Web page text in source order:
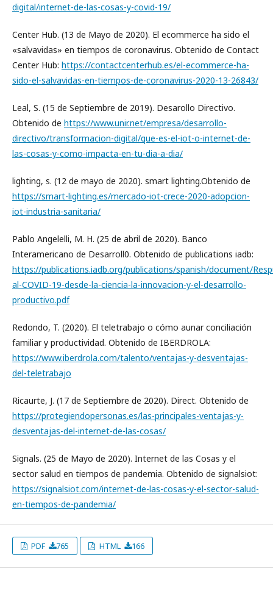
digital/internet-de-las-cosas-y-covid-19/
Center Hub. (13 de Mayo de 2020). El ecommerce ha sido el
«salvavidas» en tiempos de coronavirus. Obtenido de Contact
Center Hub: https://contactcenterhub.es/el-ecommerce-ha-
sido-el-salvavidas-en-tiempos-de-coronavirus-2020-13-26843/
Leal, S. (15 de Septiembre de 2019). Desarollo Directivo.
Obtenido de https://www.unir.net/empresa/desarrollo-
directivo/transformacion-digital/que-es-el-iot-o-internet-de-
las-cosas-y-como-impacta-en-tu-dia-a-dia/
lighting, s. (12 de mayo de 2020). smart lighting.Obtenido de
https://smart-lighting.es/mercado-iot-crece-2020-adopcion-
iot-industria-sanitaria/
Pablo Angelelli, M. H. (25 de abril de 2020). Banco
Interamericano de Desarroll0. Obtenido de publications iadb:
https://publications.iadb.org/publications/spanish/document/
al-COVID-19-desde-la-ciencia-la-innovacion-y-el-desarrollo-
productivo.pdf
Redondo, T. (2020). El teletrabajo o cómo aunar conciliación
familiar y productividad. Obtenido de IBERDROLA:
https://www.iberdrola.com/talento/ventajas-y-desventajas-
del-teletrabajo
Ricaurte, J. (17 de Septiembre de 2020). Direct. Obtenido de
https://protegiendopersonas.es/las-principales-ventajas-y-
desventajas-del-internet-de-las-cosas/
Signals. (25 de Mayo de 2020). Internet de las Cosas y el
sector salud en tiempos de pandemia. Obtenido de signalsiot:
https://signalsiot.com/internet-de-las-cosas-y-el-sector-salud-
en-tiempos-de-pandemia/
PDF 765 HTML 166